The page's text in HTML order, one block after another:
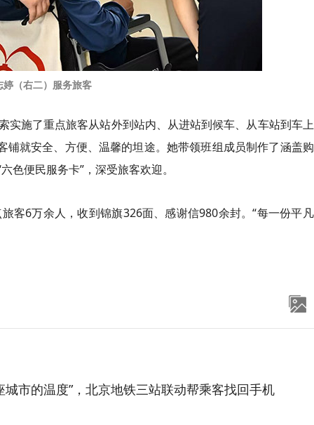
婷（右二）服务旅客
施了重点旅客从站外到站内、从进站到候车、从车站到车上
铺就安全、方便、温馨的坦途。她带领班组成员制作了涵盖
色便民服务卡”，深受旅客欢迎。
客6万余人，收到锦旗326面、感谢信980余封。“每一份平
城市的温度”，北京地铁三站联动帮乘客找回手机